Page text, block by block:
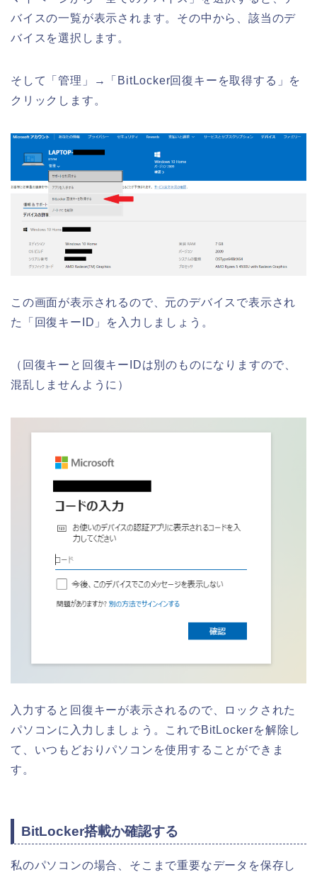
バイスの一覧が表示されます。その中から、該当のデ
バイスを選択します。
そして「管理」→「BitLocker回復キーを取得する」を
クリックします。
この画面が表示されるので、元のデバイスで表示され
た「回復キーID」を入力しましょう。
（回復キーと回復キーIDは別のものになりますので、
混乱しませんように）
入力すると回復キーが表示されるので、ロックされた
パソコンに入力しましょう。これでBitLockerを解除し
て、いつもどおりパソコンを使用することができま
す。
BitLocker搭載か確認する
私のパソコンの場合、そこまで重要なデータを保存し